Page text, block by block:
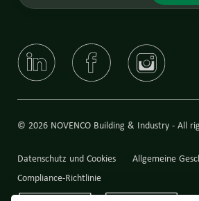
© 2026 NOVENCO Building & Industry - All
Datenschutz und Cookies
Allgemeine
Compliance-Richtlinie